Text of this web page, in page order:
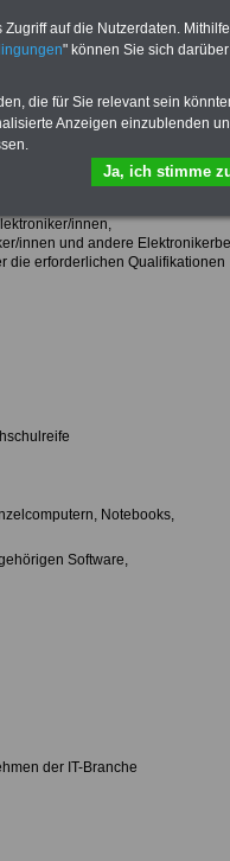
Abschluss einer
in gefordert.
nach dem
innen der
innen,
innen und andere
die erforderlichen Qualifikationen
Notebooks,
Software,
der IT-Branche
auf die Nutzerdaten.
" können Sie sich
die für Sie relevant sein
Anzeigen einzublenden
Ja, ich stimme